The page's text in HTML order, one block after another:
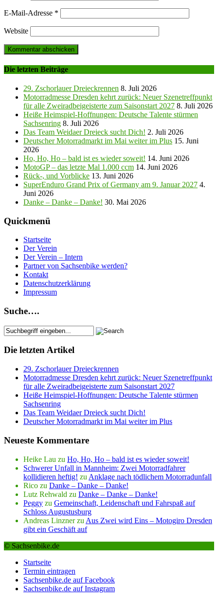
E-Mail-Adresse *
Website
Die letzten Beiträge
29. Zschorlauer Dreieckrennen 8. Juli 2026
Motorradmesse Dresden kehrt zurück: Neuer Szenetreffpunkt
für alle Zweiradbeigeisterte zum Saisonstart 2027 8. Juli 2026
Heiße Heimspiel-Hoffnungen: Deutsche Talente stürmen
Sachsenring 8. Juli 2026
Das Team Weidaer Dreieck sucht Dich! 2. Juli 2026
Deutscher Motorradmarkt im Mai weiter im Plus 15. Juni
2026
Ho, Ho, Ho – bald ist es wieder soweit! 14. Juni 2026
MotoGP – das letzte Mal 1.000 ccm 14. Juni 2026
Rück-, und Vorblicke 13. Juni 2026
SuperEnduro Grand Prix of Germany am 9. Januar 2027 4.
Juni 2026
Danke – Danke – Danke! 30. Mai 2026
Quickmenü
Startseite
Der Verein
Der Verein – Intern
Partner von Sachsenbike werden?
Kontakt
Datenschutzerklärung
Impressum
Suche….
Die letzten Artikel
29. Zschorlauer Dreieckrennen
Motorradmesse Dresden kehrt zurück: Neuer Szenetreffpunkt
für alle Zweiradbeigeisterte zum Saisonstart 2027
Heiße Heimspiel-Hoffnungen: Deutsche Talente stürmen
Sachsenring
Das Team Weidaer Dreieck sucht Dich!
Deutscher Motorradmarkt im Mai weiter im Plus
Neueste Kommentare
Heike Lau zu Ho, Ho, Ho – bald ist es wieder soweit!
Schwerer Unfall in Mannheim: Zwei Motorradfahrer
kollidieren heftig! zu Anklage nach tödlichem Motorradunfall
Rico zu Danke – Danke – Danke!
Lutz Rehwald zu Danke – Danke – Danke!
Peggy zu Gemeinschaft, Leidenschaft und Fahrspaß auf
Schloss Augustusburg
Andreas Linznerzu Aus Zwei wird Eins – Motogiro Dresden
gibt ein Geschäft auf
© Sachsenbike.de
Startseite
Termin eintragen
Sachsenbike.de auf Facebook
Sachsenbike.de auf Instagram